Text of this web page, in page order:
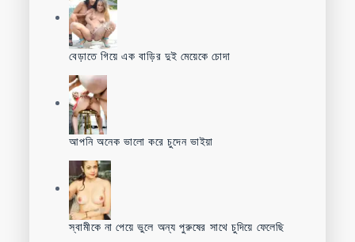
বেড়াতে গিয়ে এক বাড়ির দুই মেয়েকে চোদা
আপনি অনেক ভালো করে চুদেন ভাইয়া
স্বামীকে না পেয়ে ভুলে অন্য পুরুষের সাথে চুদিয়ে ফেলেছি